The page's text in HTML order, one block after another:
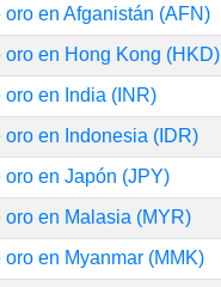
oro en Afganistán (AFN)
oro en Hong Kong (HKD)
oro en India (INR)
oro en Indonesia (IDR)
oro en Japón (JPY)
oro en Malasia (MYR)
oro en Myanmar (MMK)